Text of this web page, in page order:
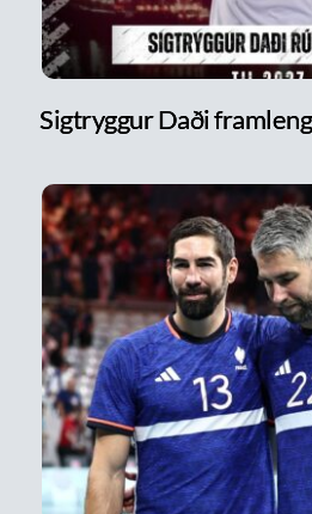
Sigtryggur Daði